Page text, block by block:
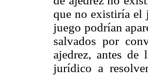
que no existiría el
juego podrían
salvados por
ajedrez, antes de
jurídico a